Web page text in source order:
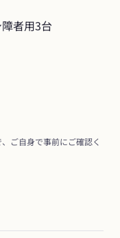
者用3台
ご自身で事前にご確認く